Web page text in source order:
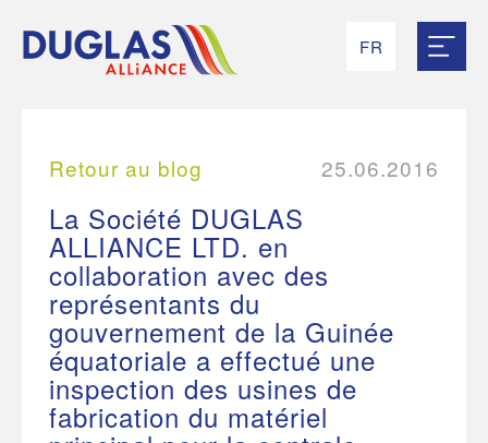
FR
Retour au blog 25.06.2016
La Société DUGLAS
ALLIANCE LTD. en
collaboration avec des
représentants du
gouvernement de la Guinée
équatoriale a effectué une
inspection des usines de
fabrication du matériel